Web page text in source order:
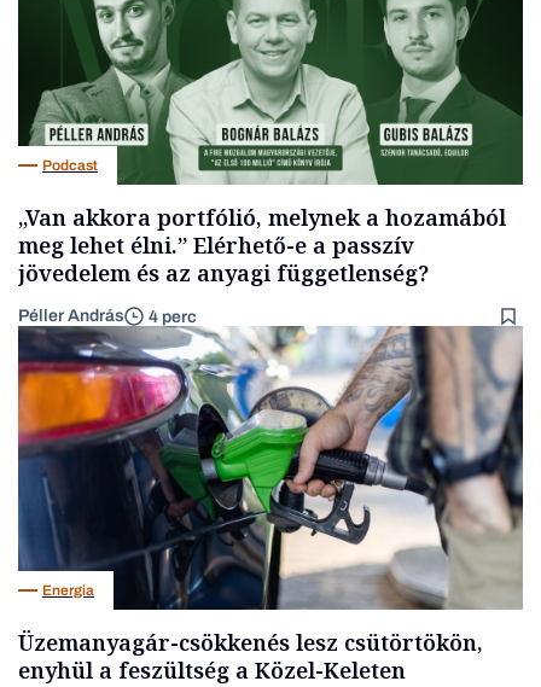
Podcast
„Van akkora portfólió, melynek a hozamából
meg lehet élni.” Elérhető-e a passzív
jövedelem és az anyagi függetlenség?
Péller András 4 perc
Energia
Üzemanyagár-csökkenés lesz csütörtökön,
enyhül a feszültség a Közel-Keleten